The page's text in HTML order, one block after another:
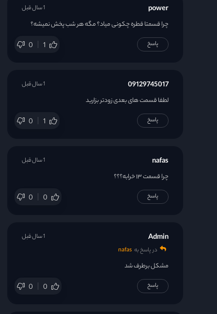
power
چرا قسمتا قطره چکونی میاد؟ مگه هر شب پخش نمیشه؟
0 1
1 سال قبل
پاسخ
09129745017
لطفا قسمت های بعدی زودتر بزارید
0 1
1 سال قبل
پاسخ
nafas
چرا قسمت ۱۳ خرابه؟؟؟
0 0
1 سال قبل
پاسخ
Admin
در پاسخ به nafas
مشکل برطرف شد
0 0
1 سال قبل
پاسخ